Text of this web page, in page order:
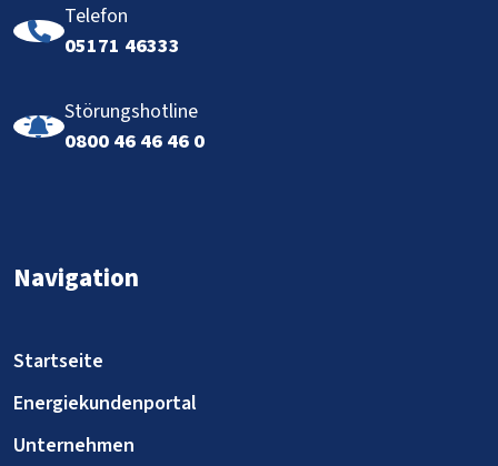
Telefon
05171 46333
Störungshotline
0800 46 46 46 0
Navigation
Startseite
Energiekundenportal
Unternehmen